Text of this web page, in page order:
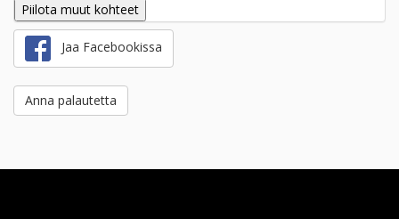
Piilota muut kohteet
Jaa Facebookissa
Anna palautetta